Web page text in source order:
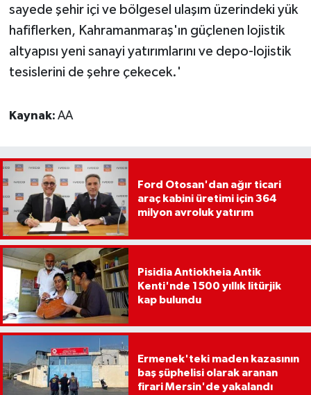
sayede şehir içi ve bölgesel ulaşım üzerindeki yük
hafiflerken, Kahramanmaraş'ın güçlenen lojistik
altyapısı yeni sanayi yatırımlarını ve depo-lojistik
tesislerini de şehre çekecek.'
Kaynak: AA
Ford Otosan'dan ağır ticari
araç kabini üretimi için 364
milyon avroluk yatırım
Pisidia Antiokheia Antik
Kenti'nde 1500 yıllık litürjik
kap bulundu
Ermenek'teki maden kazasının
baş şüphelisi olarak aranan
firari Mersin'de yakalandı